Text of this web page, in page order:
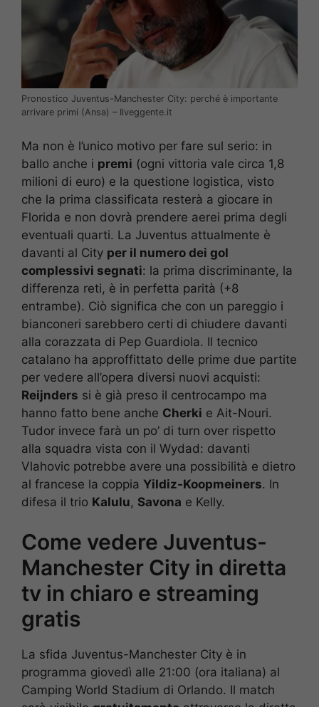
Pronostico Juventus-Manchester City: perché è importante
arrivare primi (Ansa) – Ilveggente.it
Ma non è l’unico motivo per fare sul serio: in
ballo anche i premi (ogni vittoria vale circa 1,8
milioni di euro) e la questione logistica, visto
che la prima classificata resterà a giocare in
Florida e non dovrà prendere aerei prima degli
eventuali quarti. La Juventus attualmente è
davanti al City per il numero dei gol
complessivi segnati: la prima discriminante, la
differenza reti, è in perfetta parità (+8
entrambe). Ciò significa che con un pareggio i
bianconeri sarebbero certi di chiudere davanti
alla corazzata di Pep Guardiola. Il tecnico
catalano ha approffittato delle prime due partite
per vedere all’opera diversi nuovi acquisti:
Reijnders si è già preso il centrocampo ma
hanno fatto bene anche Cherki e Ait-Nouri.
Tudor invece farà un po’ di turn over rispetto
alla squadra vista con il Wydad: davanti
Vlahovic potrebbe avere una possibilità e dietro
al francese la coppia Yildiz-Koopmeiners. In
difesa il trio Kalulu, Savona e Kelly.
Come vedere Juventus-
Manchester City in diretta
tv in chiaro e streaming
gratis
La sfida Juventus-Manchester City è in
programma giovedì alle 21:00 (ora italiana) al
Camping World Stadium di Orlando. Il match